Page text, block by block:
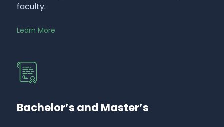
faculty.
Learn More
Bachelor’s and Master’s